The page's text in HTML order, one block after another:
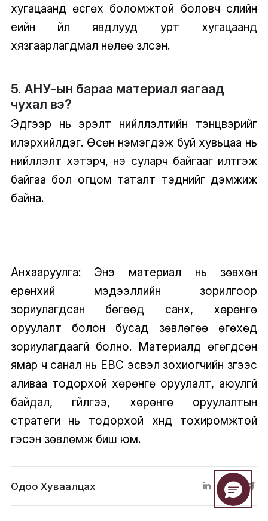
хугацаанд өсгөх боломжтой боловч сүүлийн
үеийн үйл явдлууд урт хугацаанд
хязгаарлагдмал нөлөө үзүүлсэн.
5. АНУ-ын бараа материал яагаад
чухал вэ?
Эдгээр нь эрэлт нийлүүлэлтийн тэнцвэрийг
илэрхийлдэг. Өсөн нэмэгдэж буй хувьцаа нь
нийлүүлэлт хэтэрч, үнэ суларч байгааг илтгэж
байгаа бол огцом таталт тэднийг дэмжиж
байна.
Анхааруулга: Энэ материал нь зөвхөн
ерөнхий мэдээллийн зорилгоор
зориулагдсан бөгөөд санхүү, хөрөнгө
оруулалт болон бусад зөвлөгөө өгөхөд
зориулагдаагүй болно. Материалд өгөгдсөн
ямар ч санал нь EBC эсвэл зохиогчийн зүгээс
аливаа тодорхой хөрөнгө оруулалт, аюулгүй
байдал, гүйлгээ, хөрөнгө оруулалтын
стратеги нь тодорхой хүнд тохиромжтой
гэсэн зөвлөмж биш юм.
Одоо Хуваалцах